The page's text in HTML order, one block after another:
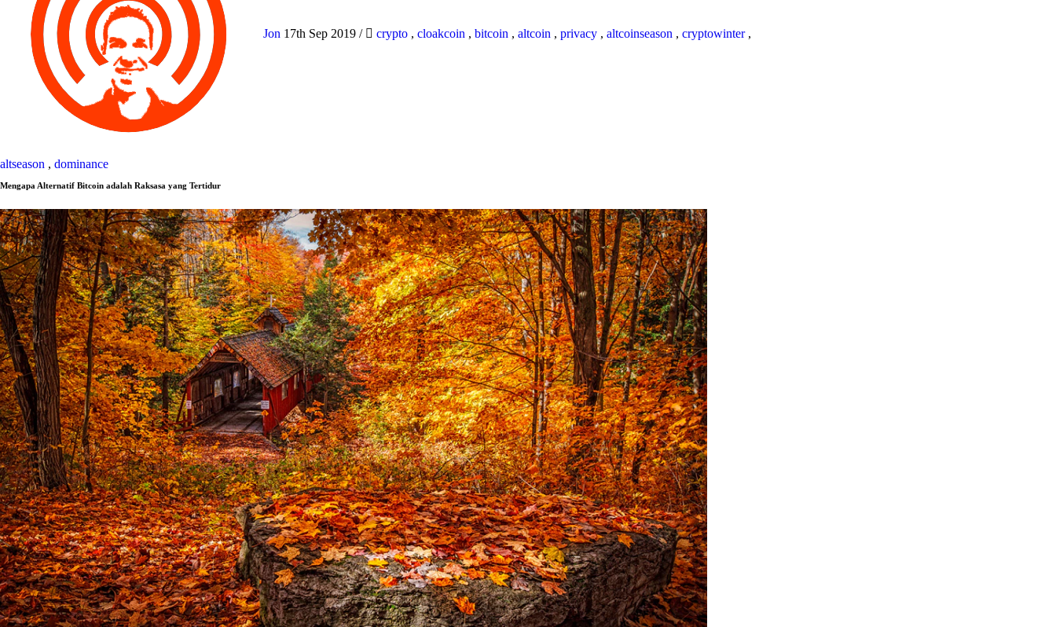
Jon 17th Sep 2019 / crypto , cloakcoin , bitcoin , altcoin , privacy , altcoinseason , cryptowinter,
altseason , dominance
Mengapa Alternatif Bitcoin adalah Raksasa yang Tertidur